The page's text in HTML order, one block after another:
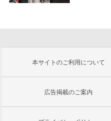
本サイトのご利用について
広告掲載のご案内